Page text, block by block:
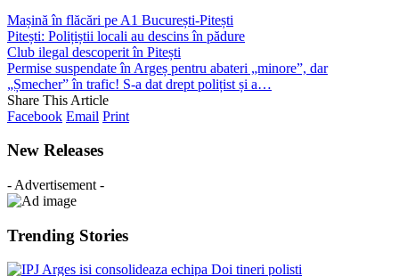
Mașină în flăcări pe A1 București-Pitești
Pitești: Polițiștii locali au descins în pădure
Club ilegal descoperit în Pitești
Permise suspendate în Argeș pentru abateri „minore”, dar
„Șmecher” în trafic! S-a dat drept polițist și a…
Share This Article
Facebook Email Print
New Releases
- Advertisement -
Trending Stories